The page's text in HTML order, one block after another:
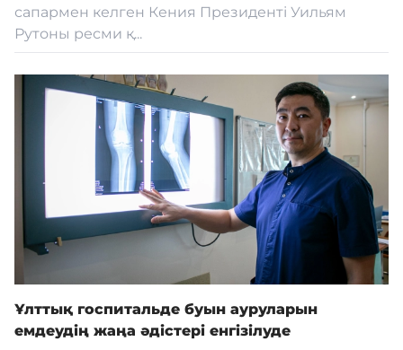
сапармен келген Кения Президенті Уильям
Рутоны ресми қ...
Ұлттық госпитальде буын ауруларын
емдеудің жаңа әдістері енгізілуде